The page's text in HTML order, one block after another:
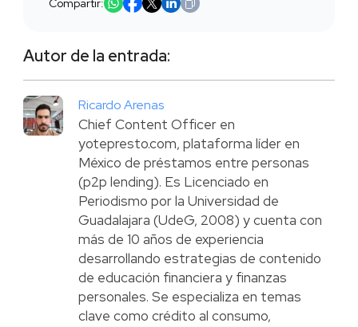
Compartir:
Autor de la entrada:
Ricardo Arenas
Chief Content Officer en
yotepresto.com, plataforma líder en
México de préstamos entre personas
(p2p lending). Es Licenciado en
Periodismo por la Universidad de
Guadalajara (UdeG, 2008) y cuenta con
más de 10 años de experiencia
desarrollando estrategias de contenido
de educación financiera y finanzas
personales. Se especializa en temas
clave como crédito al consumo,